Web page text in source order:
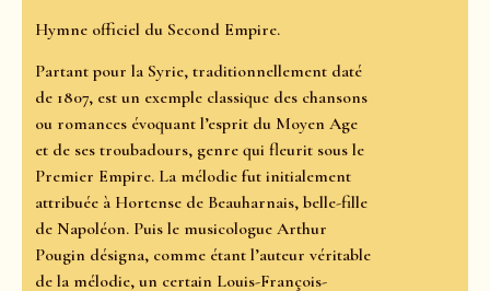
Hymne officiel du Second Empire.
Partant pour la Syrie, traditionnellement daté
de 1807, est un exemple classique des chansons
ou romances évoquant l’esprit du Moyen Age
et de ses troubadours, genre qui fleurit sous le
Premier Empire. La mélodie fut initialement
attribuée à Hortense de Beauharnais, belle-fille
de Napoléon. Puis le musicologue Arthur
Pougin désigna, comme étant l’auteur véritable
de la mélodie, un certain Louis-François-